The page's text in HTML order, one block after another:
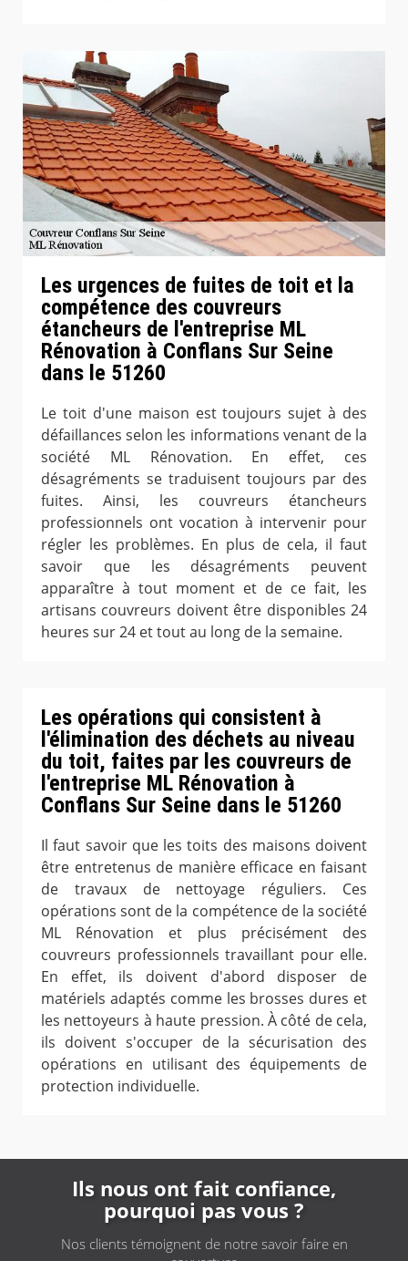
Les urgences de fuites de toit et la
compétence des couvreurs
étancheurs de l'entreprise ML
Rénovation à Conflans Sur Seine
dans le 51260
Le toit d'une maison est toujours sujet à des
défaillances selon les informations venant de la
société ML Rénovation. En effet, ces
désagréments se traduisent toujours par des
fuites. Ainsi, les couvreurs étancheurs
professionnels ont vocation à intervenir pour
régler les problèmes. En plus de cela, il faut
savoir que les désagréments peuvent
apparaître à tout moment et de ce fait, les
artisans couvreurs doivent être disponibles 24
heures sur 24 et tout au long de la semaine.
Les opérations qui consistent à
l'élimination des déchets au niveau
du toit, faites par les couvreurs de
l'entreprise ML Rénovation à
Conflans Sur Seine dans le 51260
Il faut savoir que les toits des maisons doivent
être entretenus de manière efficace en faisant
de travaux de nettoyage réguliers. Ces
opérations sont de la compétence de la société
ML Rénovation et plus précisément des
couvreurs professionnels travaillant pour elle.
En effet, ils doivent d'abord disposer de
matériels adaptés comme les brosses dures et
les nettoyeurs à haute pression. À côté de cela,
ils doivent s'occuper de la sécurisation des
opérations en utilisant des équipements de
protection individuelle.
Ils nous ont fait confiance,
pourquoi pas vous ?
Nos clients témoignent de notre savoir faire en